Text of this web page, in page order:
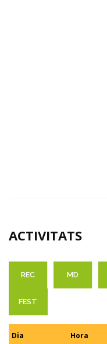
ACTIVITATS
REC MD
FEST
Dia Hora